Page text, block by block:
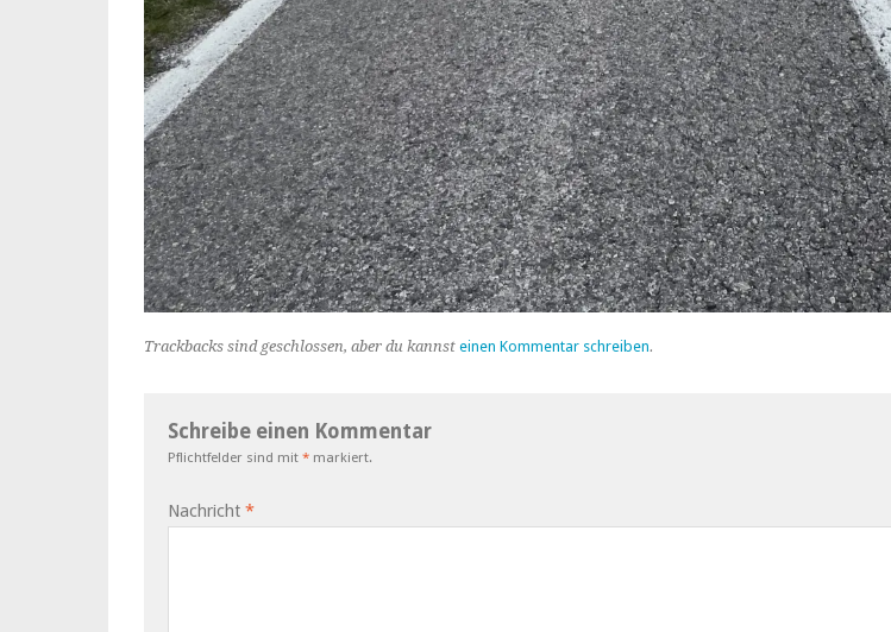
Trackbacks sind geschlossen, aber du kannst einen Kommentar schreiben.
Schreibe einen Kommentar
Pflichtfelder sind mit * markiert.
Nachricht *